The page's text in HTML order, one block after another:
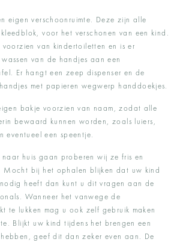
eigen verschoonruimte. Deze zijn alle
voor het verschonen van een kind.
van kindertoiletten en is er
van de handjes aan een
Er hangt een zeep dispenser en de
met papieren wegwerp handdoekjes.
bakje voorzien van naam, zodat alle
bewaard kunnen worden, zoals luiers,
eventueel een speentje.
huis gaan proberen wij ze fris en
Mocht bij het ophalen blijken dat uw kind
heeft dan kunt u dit vragen aan de
Wanneer het vanwege de
te lukken mag u ook zelf gebruik maken
Blijkt uw kind tijdens het brengen een
geef dit dan zeker even aan. De